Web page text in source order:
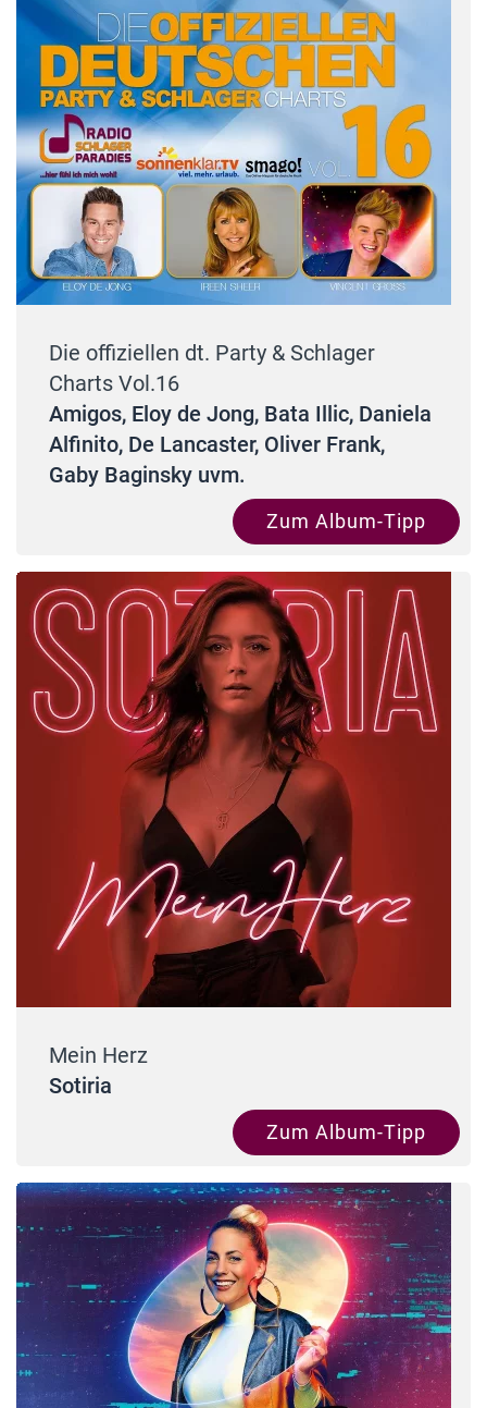
Die offiziellen dt. Party & Schlager
Charts Vol.16
Amigos, Eloy de Jong, Bata Illic, Daniela
Alfinito, De Lancaster, Oliver Frank,
Gaby Baginsky uvm.
Zum Album-Tipp
Mein Herz
Sotiria
Zum Album-Tipp